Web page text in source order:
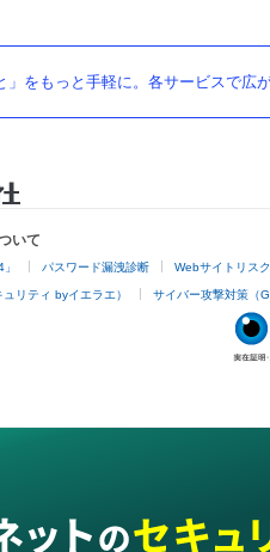
」をもっと手軽に。各サービスで広
いて
パスワード漏洩診断 Webサイトリス
リティ byイエラエ） サイバー攻撃対策（